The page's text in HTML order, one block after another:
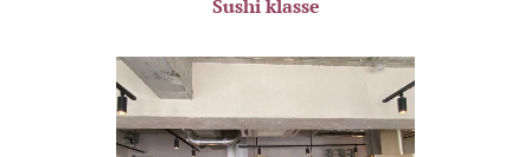
Sushi klasse